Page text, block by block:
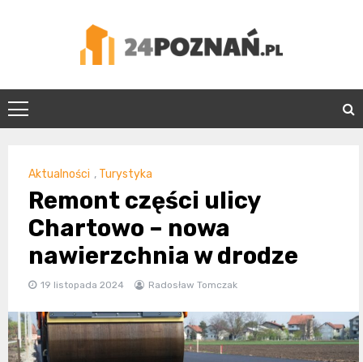
24Poznań.pl
Aktualności , Turystyka
Remont części ulicy
Chartowo – nowa
nawierzchnia w drodze
19 listopada 2024 Radosław Tomczak